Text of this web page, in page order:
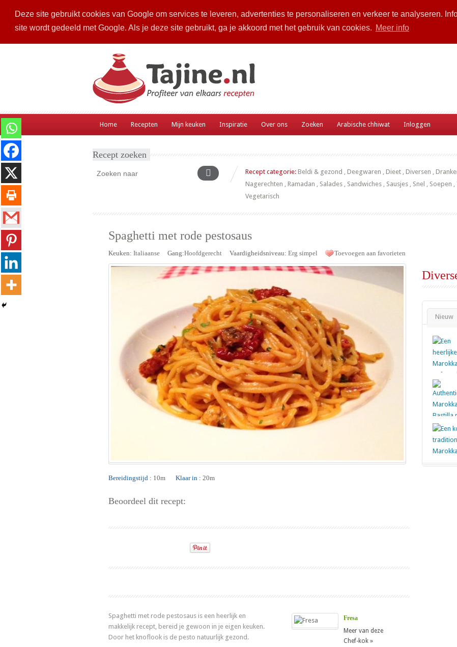
Deze site gebruikt cookies van Google om services te leveren, advertenties te personaliseren en verkeer te analyseren.
site wordt gedeeld met Google. Als je deze site gebruikt, ga je akkoord met het gebruik van cookies. Meer info
Home Recepten Mijn keuken Inspiratie Over ons Zoeken Arabische chhiwat Inloggen
Recept zoeken
Recept categorie: Beldi & gezond , Deegwaren , Dieet , Diversen ,
Nagerechten , Ramadan , Salades , Sandwiches , Sausjes , Snel , Soepen ,
Vegetarisch
Spaghetti met rode pestosaus
Keuken: Italiaanse Gang:Hoofdgerecht Vaardigheidsniveau: Erg simpel Toevoegen aan favorieten
Bereidingstijd : 10m Klaar in : 20m
Beoordeel dit recept:
Spaghetti met rode pestosaus is een heerlijk en
makkelijk recept, bereid je gewoon in je eigen keuken.
Door het knoflook is de pesto natuurlijk gezond.
Fresa
Meer van deze
Chef-kok »
Nieuw